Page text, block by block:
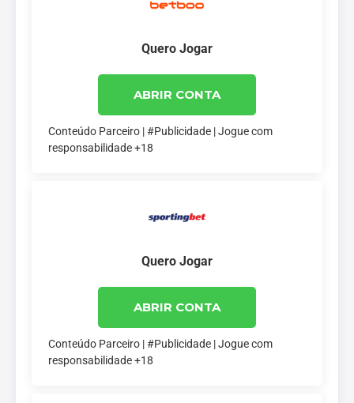
Quero Jogar
ABRIR CONTA
Conteúdo Parceiro | #Publicidade | Jogue com
responsabilidade +18
Quero Jogar
ABRIR CONTA
Conteúdo Parceiro | #Publicidade | Jogue com
responsabilidade +18